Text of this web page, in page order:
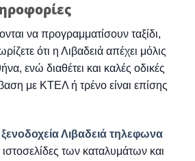
να προγραμματίσουν ταξίδι,
ότι η Λιβαδειά απέχει μόλις
ενώ διαθέτει και καλές οδικές
με ΚΤΕΛ ή τρένο είναι επίσης
ξενοδοχεία Λιβαδειά τηλεφωνα
ιστοσελίδες των καταλυμάτων και